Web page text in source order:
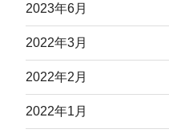
2023年6月
2022年3月
2022年2月
2022年1月